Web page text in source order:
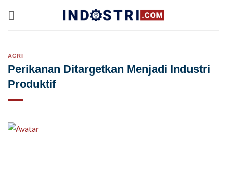
AGRI
Perikanan Ditargetkan Menjadi Industri
Produktif